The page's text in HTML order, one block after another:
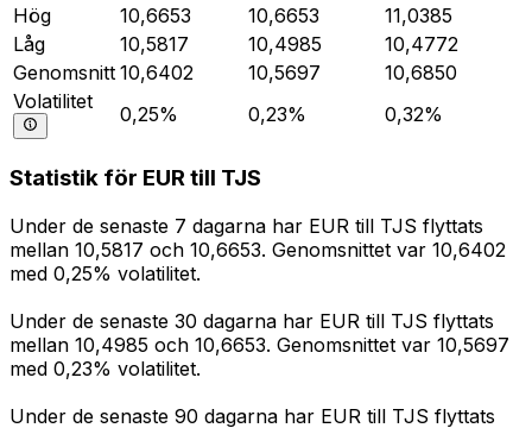
Hög
10,6653 10,6653
11,0385
Låg
10,5817 10,4985
10,4772
Genomsnitt 10,6402 10,5697
10,6850
Volatilitet
0,25% 0,23% 0,32%
Statistik för EUR till TJS
Under de senaste 7 dagarna har EUR till TJS flyttats
mellan 10,5817 och 10,6653. Genomsnittet var 10,6402
med 0,25% volatilitet.
Under de senaste 30 dagarna har EUR till TJS flyttats
mellan 10,4985 och 10,6653. Genomsnittet var 10,5697
med 0,23% volatilitet.
Under de senaste 90 dagarna har EUR till TJS flyttats